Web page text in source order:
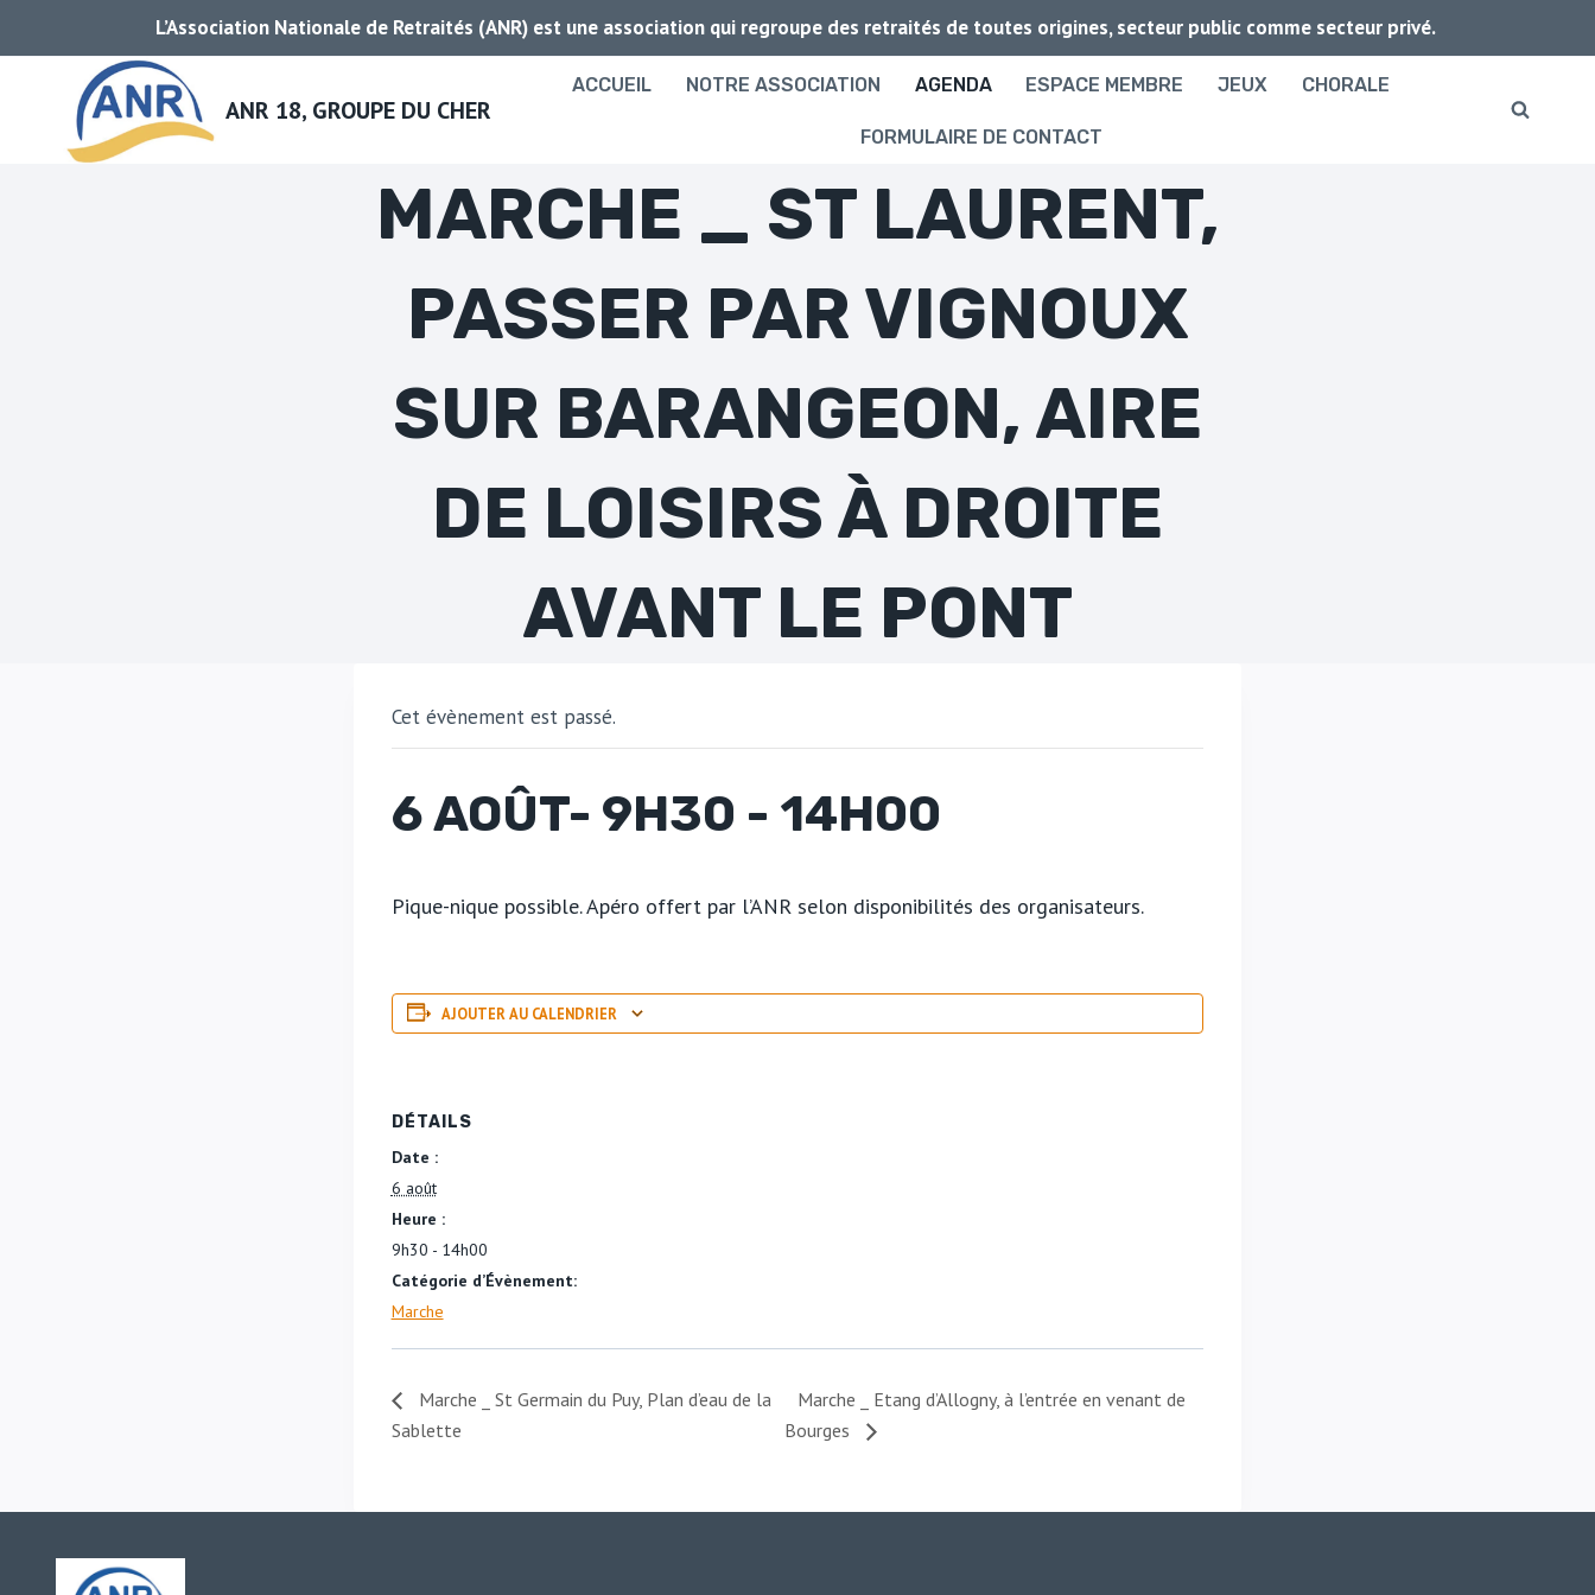
L’Association Nationale de Retraités (ANR) est une association qui regroupe des retraités de toutes origines, secteur public comme secteur privé.
ANR 18, GROUPE DU CHER
ACCUEIL NOTRE ASSOCIATION AGENDA ESPACE MEMBRE JEUX CHORALE
FORMULAIRE DE CONTACT
MARCHE _ ST LAURENT,
PASSER PAR VIGNOUX
SUR BARANGEON, AIRE
DE LOISIRS À DROITE
AVANT LE PONT
Cet évènement est passé.
6 AOÛT- 9H30 - 14H00
Pique-nique possible. Apéro offert par l’ANR selon disponibilités des organisateurs.
AJOUTER AU CALENDRIER
DÉTAILS
Date :
6 août
Heure :
9h30 - 14h00
Catégorie d’Évènement:
Marche
Marche _ St Germain du Puy, Plan d’eau de la
Sablette
Marche _ Etang d’Allogny, à l’entrée en venant de
Bourges